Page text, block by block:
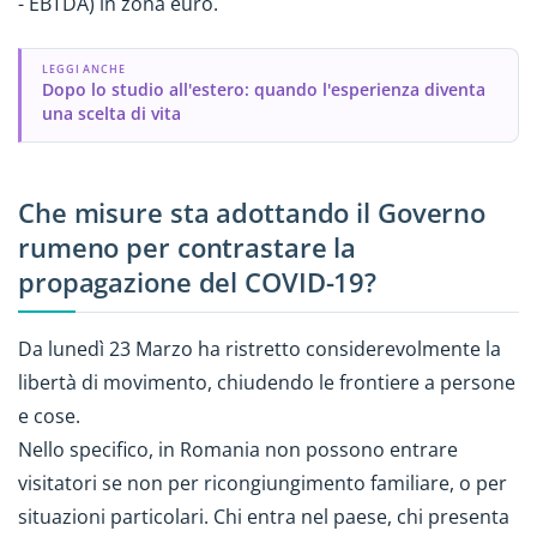
LEGGI ANCHE
Dopo lo studio all'estero: quando l'esperienza diventa
una scelta di vita
Che misure sta adottando il Governo
rumeno per contrastare la
propagazione del COVID-19?
Da lunedì 23 Marzo ha ristretto considerevolmente la
libertà di movimento, chiudendo le frontiere a persone
e cose.
Nello specifico, in Romania non possono entrare
visitatori se non per ricongiungimento familiare, o per
situazioni particolari. Chi entra nel paese, chi presenta